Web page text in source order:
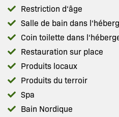
Restriction d‘âge
Salle de bain dans
Coin toilette dans
Restauration sur place
Produits locaux
Produits du terroir
Spa
Bain Nordique